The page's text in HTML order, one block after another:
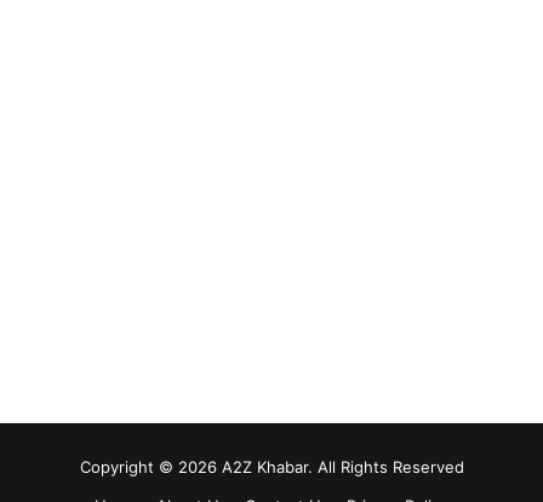
Copyright © 2026 A2Z Khabar. All Rights Reserved